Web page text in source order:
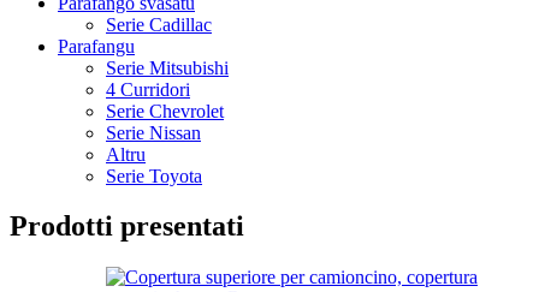
Serie Cadillac
Parafangu
Serie Mitsubishi
4 Curridori
Serie Chevrolet
Serie Nissan
Altru
Serie Toyota
Prodotti presentati